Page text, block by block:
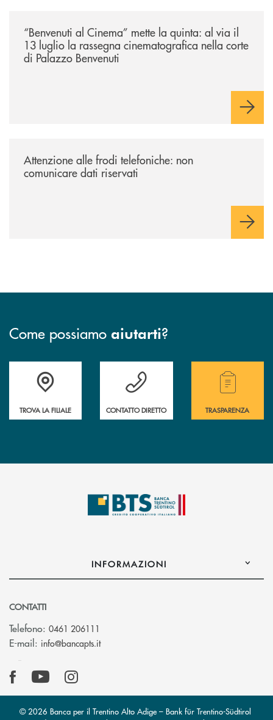
“Benvenuti al Cinema” mette la quinta: al via il
13 luglio la rassegna cinematografica nella corte
di Palazzo Benvenuti
Attenzione alle frodi telefoniche: non
comunicare dati riservati
Come possiamo aiutarti?
Accedi all' elenco completo delle filiali.
TROVA LA FILIALE
Hai bisogno di assistenza immediata?
CONTATTO DIRETTO
Hai bisogno di
TRASPARENZA
INFORMAZIONI
CONTATTI
Telefono: 0461 206111
E-mail: info@bancapts.it(si apre l’app di posta elettronica)
© 2026 Banca per il Trentino Alto Adige – Bank für Trentino-Südtirol